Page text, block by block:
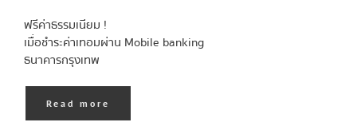
ฟรีค่าธรรมเนียม !
เมื่อชำระค่าเทอมผ่าน Mobile banking
ธนาคารกรุงเทพ
Read more